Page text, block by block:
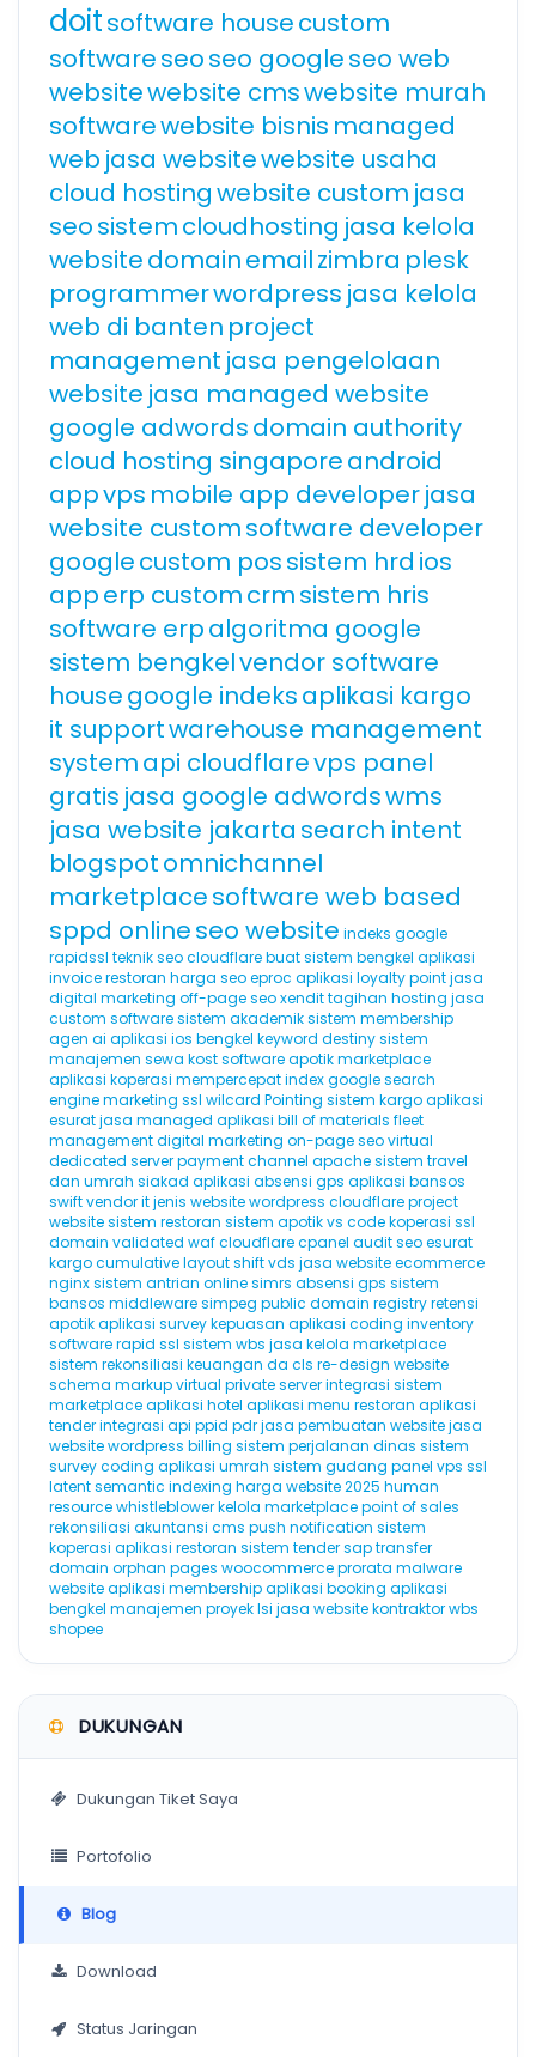
doitsoftware housecustom
softwareseoseo googleseo web
websitewebsite cmswebsite murah
softwarewebsite bisnis managed
web jasa websitewebsite usaha
cloud hostingwebsite custom jasa
seosistemcloudhosting jasa kelola
websitedomainemailzimbra plesk
programmerwordpress jasa kelola
web di banten project
management jasa pengelolaan
website jasa managed website
google adwordsdomain authority
cloud hosting singaporeandroid
appvps mobile app developerjasa
website customsoftware developer
googlecustom possistem hrd ios
apperp customcrmsistem hris
software erpalgoritma google
sistem bengkelvendor software
housegoogle indeksaplikasi kargo
it supportwarehouse management
systemapi cloudflarevps panel
gratis jasa google adwordswms
jasa website jakarta search intent
blogspotomnichannel
marketplacesoftware web based
sppd onlineseo website indeks google
rapidssl teknik seocloudflarebuat sistem bengkel aplikasi
invoicerestoran harga seoeproc aplikasi loyalty pointjasa
digital marketing off-page seoxendittagihan hosting jasa
custom softwaresistem akademiksistem membership
agen ai aplikasi ios bengkel keyword destinysistem
manajemen sewa kostsoftware apotikmarketplace
aplikasi koperasi mempercepat index googlesearch
engine marketing ssl wilcard Pointing sistem kargoaplikasi
esuratjasa managed aplikasi bill of materials fleet
managementdigital marketing on-page seovirtual
dedicated serverpayment channel apachesistem travel
dan umrah siakad aplikasi absensi gps aplikasi bansos
swiftvendor itjenis websitewordpress cloudflareproject
websitesistem restoran sistem apotikvs codekoperasi ssl
domain validated waf cloudflarecpanel audit seoesurat
kargocumulative layout shiftvds jasa website ecommerce
nginxsistem antrian onlinesimrs absensi gps sistem
bansos middlewaresimpeg public domain registryretensi
apotikaplikasi survey kepuasan aplikasi coding inventory
softwarerapid ssl sistem wbs jasa kelola marketplace
sistem rekonsiliasi keuangan da cls re-design website
schema markupvirtual private serverintegrasi sistem
marketplaceaplikasi hotel aplikasi menu restoran aplikasi
tenderintegrasi api ppid pdrjasa pembuatan websitejasa
website wordpress billing sistem perjalanan dinas sistem
surveycoding aplikasi umrah sistem gudang panel vps ssl
latent semantic indexing harga website 2025 human
resourcewhistleblowerkelola marketplacepoint of sales
rekonsiliasi akuntansi cms push notification sistem
koperasi aplikasi restoran sistem tendersaptransfer
domain orphan pages woocommerceprorata malware
websiteaplikasi membershipaplikasi booking aplikasi
bengkel manajemen proyeklsi jasa website kontraktorwbs
shopee
DUKUNGAN
Dukungan Tiket Saya
Portofolio
Blog
Download
Status Jaringan